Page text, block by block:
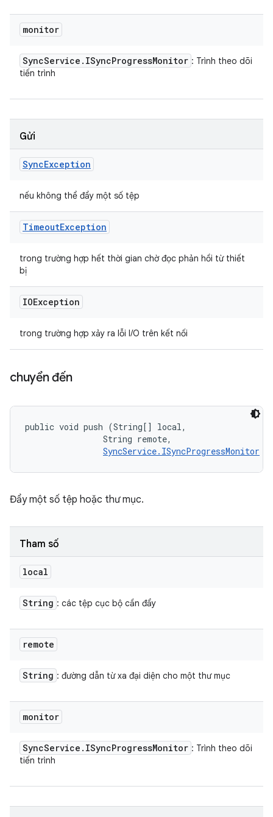
monitor
SyncService . ISyncProgressMonitor : Trình theo dõi
tiến trình
Gửi
SyncException
nếu không thể đẩy một số tệp
TimeoutException
trong trường hợp hết thời gian chờ đọc phản hồi từ thiết
bị
IOException
trong trường hợp xảy ra lỗi I/O trên kết nối
chuyển đến
public void push (String[] local,
                String remote,
SyncService.ISyncProgressMonitor
Đẩy một số tệp hoặc thư mục.
Tham số
local
String : các tệp cục bộ cần đẩy
remote
String : đường dẫn từ xa đại diện cho một thư mục
monitor
SyncService . ISyncProgressMonitor : Trình theo dõi
tiến trình